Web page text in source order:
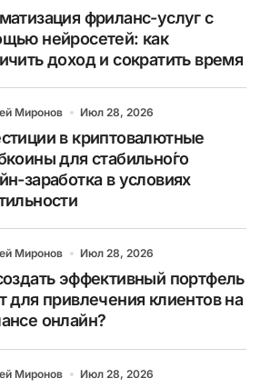
фриланс-услуг с
нейросетей: как
доход и сократить время
Миронов Июл 28, 2026
в криптовалютные
для стабильно́го
заработка в условиях
Миронов Июл 28, 2026
эффективный портфель
для привлечения клиентов на
онлайн?
Миронов Июл 28, 2026